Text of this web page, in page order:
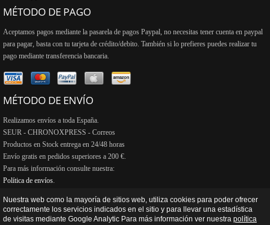
MÉTODO DE PAGO
Aceptamos pagos mediante la pasarela de pagos Paypal, no necesitas tener cuenta en paypal
para pagar, basta con tu tarjeta de crédito/debito. También si lo prefieres puedes realizar tu
pago mediante transferencia bancaria.
MÉTODO DE ENVÍO
Realizamos envíos a toda España.
SEUR - CHRONOXPRESS - Correos
Productos en Stock entrega en 24/48 horas
Envío gratis en pedidos superiores a 200 €.
Para más información consulte nuestra:
Política de envíos
Copyright © 2013 - 2026De Los Reyes Reparaciones y ventas S.L.| Desarrollo web y hosting
Nuestra web como la mayoría de sitios web, utiliza cookies para poder ofrecer
correctamente los servicios indicados en el sitio y para llevar una estadística
de visitas mediante Google Analytic Para más información ver nuestra política